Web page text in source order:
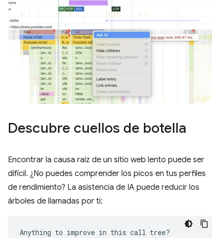
Descubre cuellos de botella
Encontrar la causa raíz de un sitio web lento puede ser
difícil. ¿No puedes comprender los picos en tus perfiles
de rendimiento? La asistencia de IA puede reducir los
árboles de llamadas por ti:
Anything to improve in this call tree?